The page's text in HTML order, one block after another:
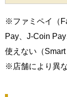
※ファミペイ（
Pay、J-Coin
使えない（
※店舗により異な